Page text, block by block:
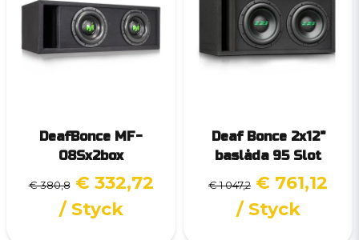
DeafBonce MF-
08Sx2box
€ 380,8 € 332,72
/ Styck
Deaf Bonce 2x12"
baslåda 95 Slot
€ 1 047,2 € 761,12
/ Styck